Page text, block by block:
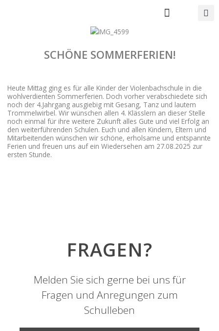
SCHÖNE SOMMERFERIEN!
Heute Mittag ging es für alle Kinder der Violenbachschule in die
wohlverdienten Sommerferien. Doch vorher verabschiedete sich
noch der 4.Jahrgang ausgiebig mit Gesang, Tanz und lautem
Trommelwirbel. Wir wünschen allen 4. Klässlern an dieser Stelle
noch einmal für ihre weitere Zukunft alles Gute und viel Erfolg an
den weiterführenden Schulen. Euch und allen Kindern, Eltern und
Mitarbeitenden wünschen wir schöne, erholsame und entspannte
Ferien und freuen uns auf ein Wiedersehen am 27.08.2025 zur
ersten Stunde.
FRAGEN?
Melden Sie sich gerne bei uns für
Fragen und Anregungen zum
Schulleben